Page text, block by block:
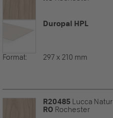
Duropal HPL
Format: 297 x 210 mm
R20485 Lucca Natur
RO Rochester